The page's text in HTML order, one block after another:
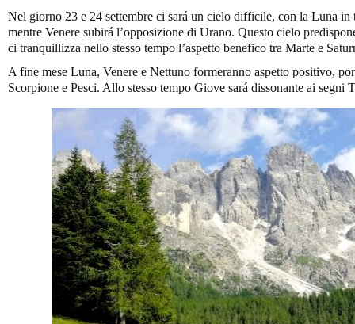
Nel giorno 23 e 24 settembre ci sará un cielo difficile, con la Luna in
mentre Venere subirá l’opposizione di Urano. Questo cielo
ci tranquillizza nello stesso tempo l’aspetto benefico tra Marte e
A fine mese Luna, Venere e Nettuno formeranno aspetto positivo,
Scorpione e Pesci. Allo stesso tempo Giove sará dissonante ai segni